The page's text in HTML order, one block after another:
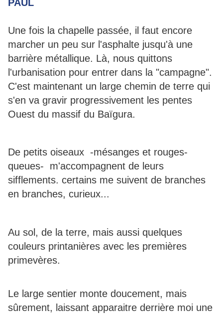
PAUL
Une fois la chapelle passée, il faut encore
marcher un peu sur l'asphalte jusqu'à une
barrière métallique. Là, nous quittons
l'urbanisation pour entrer dans la "campagne".
C'est maintenant un large chemin de terre qui
s'en va gravir progressivement les pentes
Ouest du massif du Baïgura.
De petits oiseaux -mésanges et rouges-
queues- m'accompagnent de leurs
sifflements. certains me suivent de branches
en branches, curieux...
Au sol, de la terre, mais aussi quelques
couleurs printanières avec les premières
primevères.
Le large sentier monte doucement, mais
sûrement, laissant apparaitre derrière moi une